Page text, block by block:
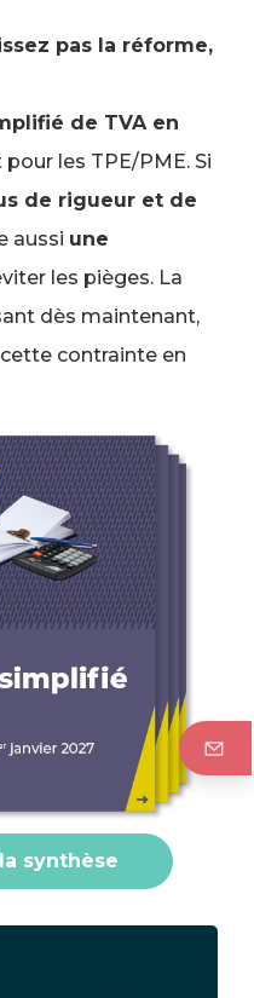
pas la réforme,
de TVA en
les TPE/PME. Si
de rigueur et de
aussi une
les pièges. La
dès maintenant,
contrainte en
synthèse